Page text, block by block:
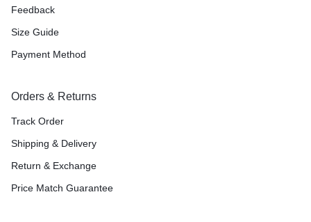
Feedback
Size Guide
Payment Method
Orders & Returns
Track Order
Shipping & Delivery
Return & Exchange
Price Match Guarantee